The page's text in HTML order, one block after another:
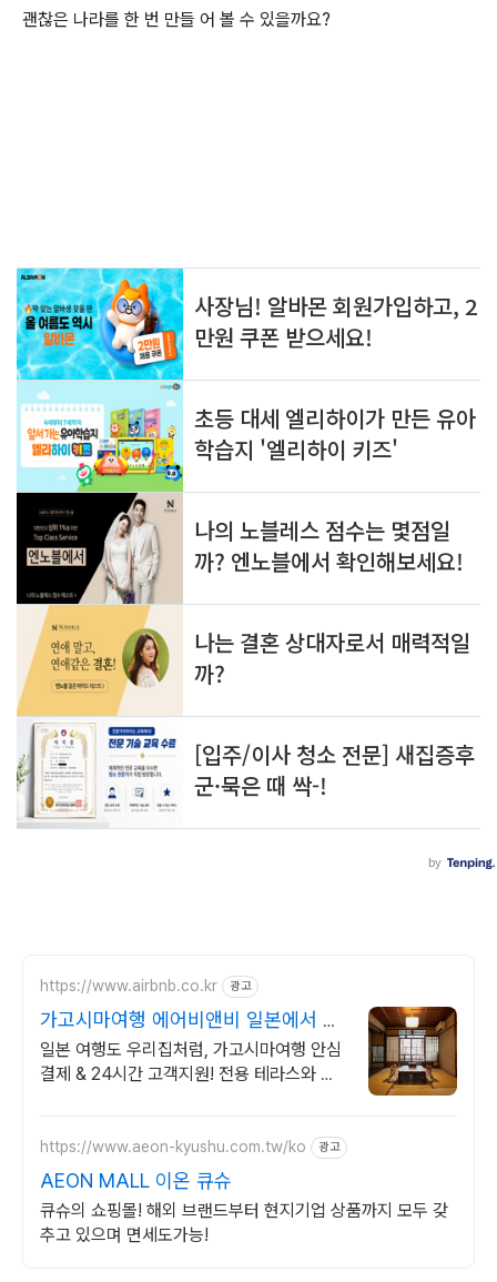
괜찮은 나라를 한 번 만들 어 볼 수 있을까요?
https://www.airbnb.co.kr 광고
가고시마여행 에어비앤비 일본에서 살
아보기
일본 여행도 우리집처럼, 가고시마여행 안심
결제 & 24시간 고객지원! 전용 테라스와 바
https://www.aeon-kyushu.com.tw/ko 광고
AEON MALL 이온 큐슈
큐슈의 쇼핑몰! 해외 브랜드부터 현지기업 상품까지 모두 갖
추고 있으며 면세도가능!